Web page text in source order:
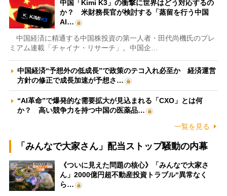
中国「Kimi K3」の衝撃に世界はどう対応するの
か？ 米財務長官が検討する「蒸留を行う中国
AI…
中国経済に精通する中国株投資の第一人者・田代尚機氏のプレ
ミアム連載「チャイナ・リサーチ」。中国企…
中国経済“予想外の低成長”で政策のテコ入れ必至か 経済運営
方針の修正で成長加速が予想さ…
“AI革命”で爆発的な需要拡大が見込まれる「CXO」とは何
か？ 高い競争力を持つ中国の医薬品…
一覧を見る
「みんなで大家さん」配当ストップ騒動の内幕
《ついに見えた問題の核心》「みんなで大家さ
ん」2000億円超不動産投資トラブル“異常なく
ら…